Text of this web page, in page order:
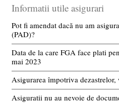
Informatii utile asigurari
Pot fi amendat dacă nu am
(PAD)?
Data de la care FGA face plati
mai 2023
Asigurarea împotriva
Asiguratii nu au nevoie de